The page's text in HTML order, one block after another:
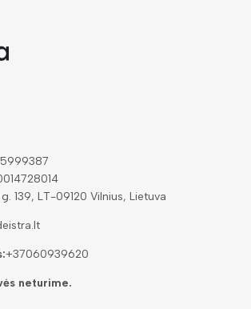
139, LT-09120 Vilnius, Lietuva
+37060939620
neturime.